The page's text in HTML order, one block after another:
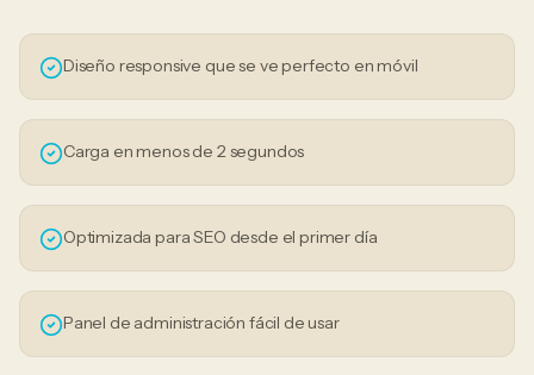
Diseño responsive que se ve perfecto en móvil
Carga en menos de 2 segundos
Optimizada para SEO desde el primer día
Panel de administración fácil de usar